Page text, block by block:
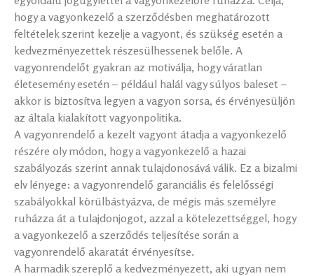
hogy a vagyonkezelő a szerződésben meghatározott
feltételek szerint kezelje a vagyont, és szükség esetén a
kedvezményezettek részesülhessenek belőle. A
vagyonrendelőt gyakran az motiválja, hogy váratlan
életesemény esetén – például halál vagy súlyos baleset –
akkor is biztosítva legyen a vagyon sorsa, és érvényesüljön
az általa kialakított vagyonpolitika.
A vagyonrendelő a kezelt vagyont átadja a vagyonkezelő
részére oly módon, hogy a vagyonkezelő a hazai
szabályozás szerint annak tulajdonosává válik. Ez a bizalmi
elv lényege: a vagyonrendelő garanciális és felelősségi
szabályokkal körülbástyázva, de mégis más személyre
ruházza át a tulajdonjogot, azzal a kötelezettséggel, hogy
a vagyonkezelő a szerződés teljesítése során a
vagyonrendelő akaratát érvényesítse.
A harmadik szereplő a kedvezményezett, aki ugyan nem